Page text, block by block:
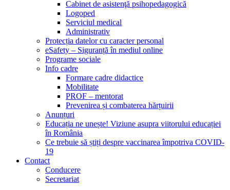
Cabinet de asistenţă psihopedagogică
Logoped
Serviciul medical
Administrativ
Protecția datelor cu caracter personal
eSafety – Siguranță în mediul online
Programe sociale
Info cadre
Formare cadre didactice
Mobilitate
PROF – mentorat
Prevenirea și combaterea hărțuirii
Anunțuri
Educația ne unește! Viziune asupra viitorului educației
în România
Ce trebuie să știți despre vaccinarea împotriva COVID-
19
Contact
Conducere
Secretariat